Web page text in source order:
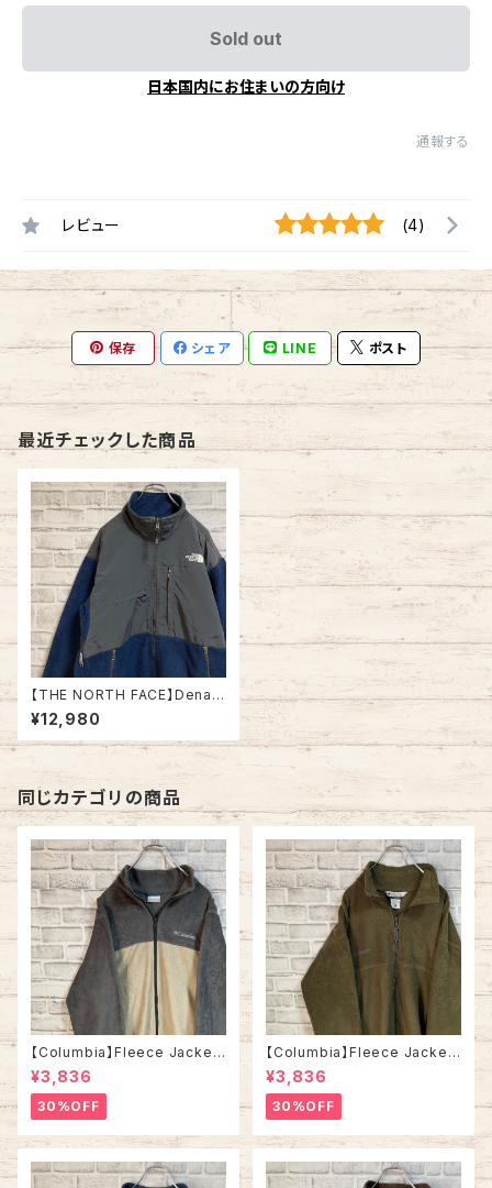
Sold out
日本国内にお住まいの方向け
通報する
レビュー (4)
保存 シェア LINE ポスト
最近チェックした商品
【THE NORTH FACE】Denali
Fleece L相当 “POLARTEC”
ノースフェイス デナリジャケット
フリース ポーラーテック ネイビ
ー 切替 胸ロゴ 刺繍ロゴ ゆる
だぼ ビッグシルエット アメリカ
USA 古着
¥12,980
同じカテゴリの商品
【Columbia】Fleece Jacket
L相当 コロンビア ツートン フリ
ース ジャケット ワンポイントロ
ゴ 刺繍ロゴ マルチカラー グレ
ー ベージュ ツートーン アメリカ
USA 古着
¥3,836
30%OFF
【Columbia】Fleece Jacket
L コロンビア フリース ジャケッ
ト ワンポイントロゴ 刺繍ロゴ カ
ーキ ワントーン アメリカ USA
古着
¥3,836
30%OFF